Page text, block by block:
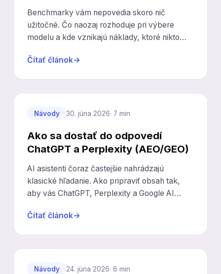
Benchmarky vám nepovedia skoro nič
užitočné. Čo naozaj rozhoduje pri výbere
modelu a kde vznikajú náklady, ktoré nikto
Čítať článok→
Návody 30. júna 2026· 7 min
Ako sa dostať do odpovedí
ChatGPT a Perplexity (AEO/GEO)
AI asistenti čoraz častejšie nahrádzajú
klasické hľadanie. Ako pripraviť obsah tak,
aby vás ChatGPT, Perplexity a Google AI
Čítať článok→
Návody 24. júna 2026· 6 min